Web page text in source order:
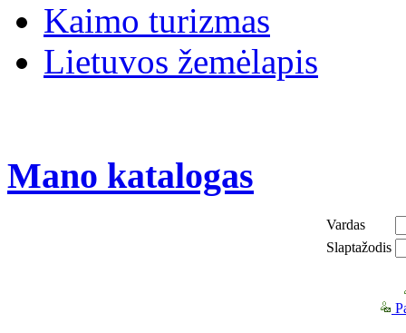
Kaimo turizmas
Lietuvos žemėlapis
Mano katalogas
Vardas
Slaptažodis